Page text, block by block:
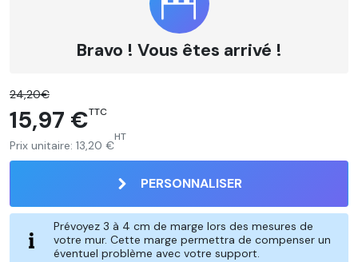
Bravo ! Vous êtes arrivé !
24,20€
15,97 €TTC
Prix unitaire: 13,20 €
HT
PERSONNALISER
Prévoyez 3 à 4 cm de marge lors des mesures de
votre mur. Cette marge permettra de compenser un
éventuel problème avec votre support.